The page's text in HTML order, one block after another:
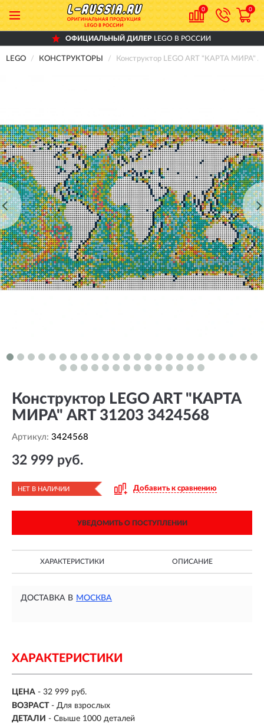
0 0
ОФИЦИАЛЬНЫЙ ДИЛЕР LEGO В РОССИИ
LEGO КОНСТРУКТОРЫ Конструктор LEGO ART "КАРТА МИРА"
Конструктор LEGO ART "КАРТА
МИРА" ART 31203 3424568
Артикул: 3424568
32 999 руб.
НЕТ В НАЛИЧИИ Добавить к сравнению
УВЕДОМИТЬ О ПОСТУПЛЕНИИ
ХАРАКТЕРИСТИКИ ОПИСАНИЕ
ДОСТАВКА В МОСКВА
ХАРАКТЕРИСТИКИ
ЦЕНА - 32 999 руб.
ВОЗРАСТ - Для взрослых
ДЕТАЛИ - Свыше 1000 деталей